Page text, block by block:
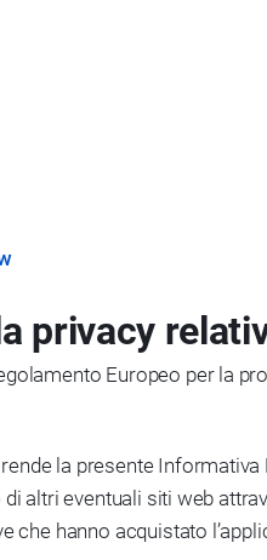
privacy
Europeo per la
la presente
di altri eventuali siti web
che hanno acquistato